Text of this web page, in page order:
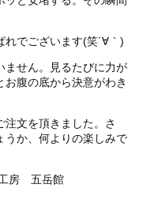
れでございます(笑´∀｀)
ません。見るたびに力が
腹の底から決意がわき
文を頂きました。さ
うか、何よりの楽しみで
工房 五岳館